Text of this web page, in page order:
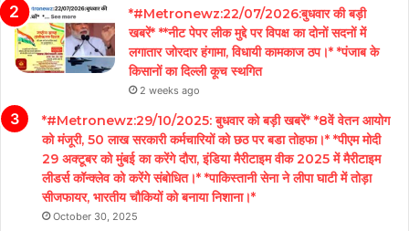
*#Metronewz:22/07/2026:बुधवार की बड़ी
खबरें* **नीट पेपर लीक मुद्दे पर विपक्ष का दोनों सदनों में
लगातार जोरदार हंगामा, विधायी कामकाज ठप।* *पंजाब के
किसानों का दिल्ली कूच स्थगित
2 weeks ago
*#Metronewz:29/10/2025: बुधवार को बड़ी खबरें* *8वें वेतन आयोग
को मंजूरी, 50 लाख सरकारी कर्मचारियों को छठ पर बडा तोहफा।* *पीएम मोदी
29 अक्टूबर को मुंबई का करेंगे दौरा, इंडिया मैरीटाइम वीक 2025 में मैरीटाइम
लीडर्स कॉन्क्लेव को करेंगे संबोधित।* *पाकिस्तानी सेना ने लीपा घाटी में तोड़ा
सीजफायर, भारतीय चौकियों को बनाया निशाना।*
October 30, 2025